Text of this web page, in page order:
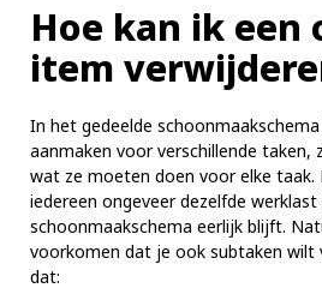
Hoe kan ik een
item
In het gedeelde
aanmaken voor verschillende taken,
wat ze moeten doen voor elke
iedereen ongeveer dezelfde
schoonmaakschema eerlijk blijft.
voorkomen dat je ook subtaken wilt
dat: